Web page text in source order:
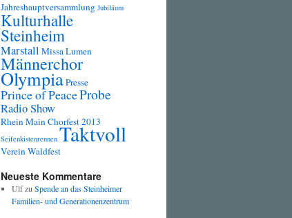
Jahreshauptversammlung Jubiläum
Kulturhalle
Steinheim
Marstall Missa Lumen
Männerchor
OlympiaPresse
Prince of PeaceProbe
Radio Show
Rhein Main Chorfest 2013
Seifenkistenrennen Taktvoll
VereinWaldfest
Neueste Kommentare
Ulfzu Spende an das Steinheimer
Familien- und Generationenzentrum